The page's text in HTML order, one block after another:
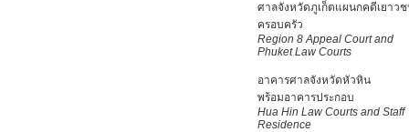
ศาลจังหวัดภูเก็ตแผนกคดีเยาว
ครอบครัว
Region 8 Appeal Court and
Phuket Law Courts
อาคารศาลจังหวัดหัวหิน
พร้อมอาคารประกอบ
Hua Hin Law Courts and Staff
Residence